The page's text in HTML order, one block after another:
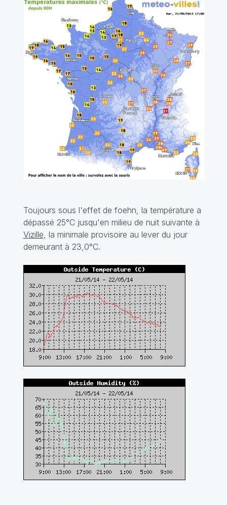
Toujours sous l'effet de foehn, la température a
dépassé 25°C jusqu'en milieu de nuit suivante à
Vizille, la minimale provisoire au lever du jour
demeurant à 23,0°C.